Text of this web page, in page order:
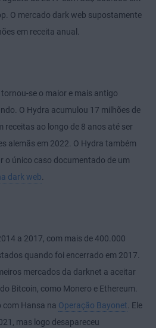
O mercado dark web supostamente
em receita anual.
se o maior e mais antigo
O Hydra acumulou 17 milhões de
receitas ao longo de 8 anos até ser
alemãs em 2022. O Hydra também
o único caso documentado de um
dark web
a 2017, com mais de 400.000
quando foi encerrado em 2017.
mercados da darknet a aceitar
Bitcoin, como Monero e Ethereum.
Hansa na Operação Bayonet . Ele
mas logo desapareceu